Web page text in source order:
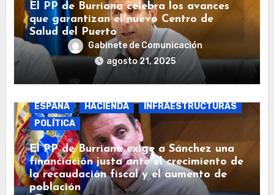
El PP de Burriana celebra los avances
que garantizan el nuevo Centro de
Salud del Puerto
Gabinete de Comunicación
agosto 21, 2025
ESPAÑA
HACIENDA
INFRAESTRUCTURAS
POLÍTICA
El PP de Burriana exige a Sánchez una
financiación justa ante el crecimiento de
la recaudación fiscal y el aumento de
población